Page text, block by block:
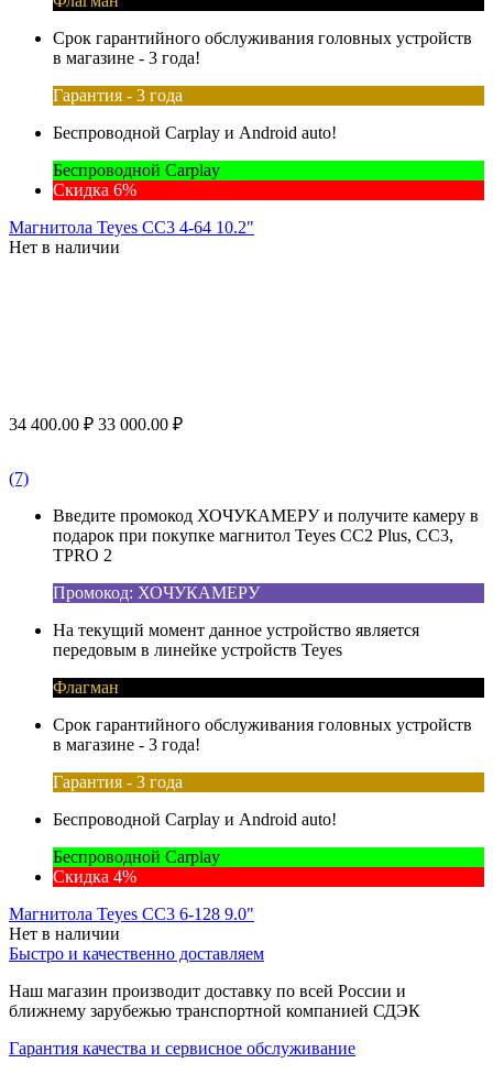
Срок гарантийного обслуживания головных устройств
в магазине - 3 года!
Гарантия - 3 года
Беспроводной Carplay и Android auto!
Беспроводной Carplay
Скидка 6%
Магнитола Teyes CC3 4-64 10.2"
Нет в наличии
34 400.00 ₽ 33 000.00 ₽
(7)
Введите промокод ХОЧУКАМЕРУ и получите камеру в
подарок при покупке магнитол Teyes CC2 Plus, CC3,
TPRO 2
Промокод: ХОЧУКАМЕРУ
На текущий момент данное устройство является
передовым в линейке устройств Teyes
Флагман
Срок гарантийного обслуживания головных устройств
в магазине - 3 года!
Гарантия - 3 года
Беспроводной Carplay и Android auto!
Беспроводной Carplay
Скидка 4%
Магнитола Teyes CC3 6-128 9.0"
Нет в наличии
Быстро и качественно доставляем
Наш магазин производит доставку по всей России и
ближнему зарубежью транспортной компанией СДЭК
Гарантия качества и сервисное обслуживание